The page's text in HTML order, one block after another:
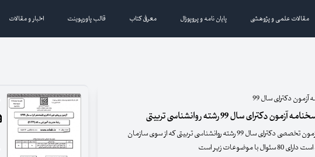
مقالات علمی و پژوهشی پایان نامه و پروپوزال معرفی کتاب قالب پاورپوینت اخبار و مقالات
دکترای سال 99
دکترای سال 99 رشته روانشناسی تربیتی
دفترچه سئوالات آزمون تخصصی دکترای سال 99 رشته روانشناسی تربیتی که از سوی سازمان
با موضوعات زیر است